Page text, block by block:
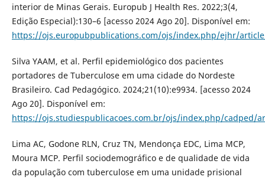
interior de Minas Gerais. Europub J Health Res. 2022;3(4,
Edição Especial):130–6 [acesso 2024 Ago 20]. Disponível em:
https://ojs.europubpublications.com/ojs/index.php/ejhr/
Silva YAAM, et al. Perfil epidemiológico dos pacientes
portadores de Tuberculose em uma cidade do Nordeste
Brasileiro. Cad Pedagógico. 2024;21(10):e9934. [acesso 2024
Ago 20]. Disponível em:
https://ojs.studiespublicacoes.com.br/ojs/index.php/cadped/
Lima AC, Godone RLN, Cruz TN, Mendonça EDC, Lima MCP,
Moura MCP. Perfil sociodemográfico e de qualidade de vida
da população com tuberculose em uma unidade prisional